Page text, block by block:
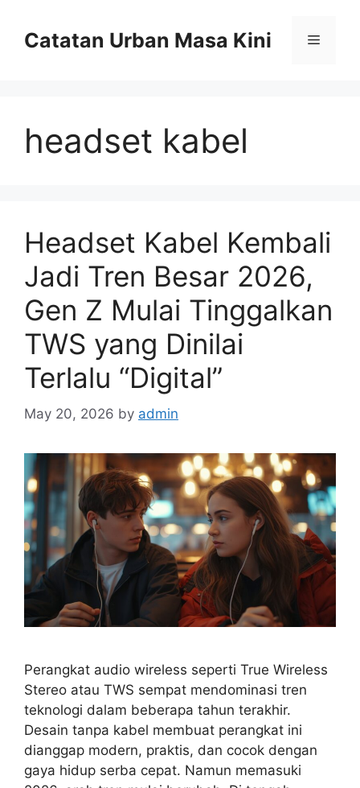
contentCatatan Urban Masa Kini Menu
headset kabel
Headset Kabel Kembali
Jadi Tren Besar 2026,
Gen Z Mulai Tinggalkan
TWS yang Dinilai
Terlalu “Digital”
May 20, 2026 by admin
Perangkat audio wireless seperti True Wireless
Stereo atau TWS sempat mendominasi tren
teknologi dalam beberapa tahun terakhir.
Desain tanpa kabel membuat perangkat ini
dianggap modern, praktis, dan cocok dengan
gaya hidup serba cepat. Namun memasuki